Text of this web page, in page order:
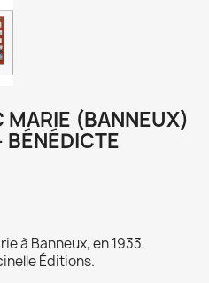
MARIE (BANNEUX)
BÉNÉDICTE
à Banneux, en 1933.
Éditions.